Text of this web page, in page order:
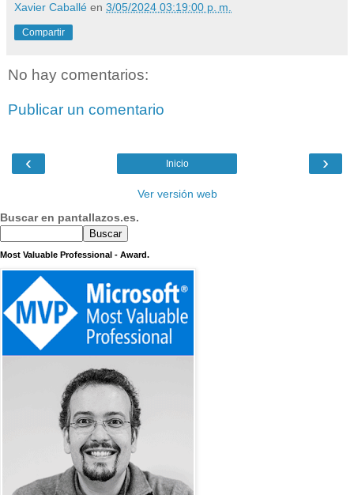
Xavier Caballé en 3/05/2024 03:19:00 p. m.
Compartir
No hay comentarios:
Publicar un comentario
‹ ›
Inicio
Ver versión web
Buscar en pantallazos.es.
Most Valuable Professional - Award.